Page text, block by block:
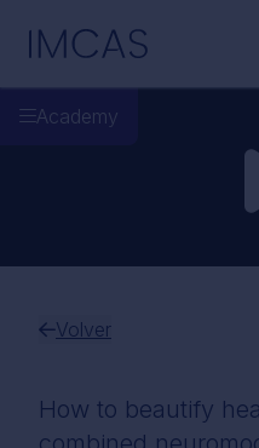
IMCAS
Academy
Volver
How to beautify